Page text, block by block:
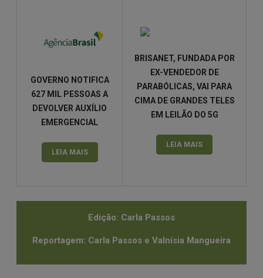
GOVERNO NOTIFICA
627 MIL PESSOAS A
DEVOLVER AUXÍLIO
EMERGENCIAL
LEIA MAIS
BRISANET, FUNDADA POR
EX-VENDEDOR DE
PARABÓLICAS, VAI PARA
CIMA DE GRANDES TELES
EM LEILÃO DO 5G
LEIA MAIS
Edição: Carla Passos
Reportagem: Carla Passos e Valnísia Mangueira